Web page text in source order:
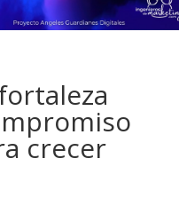
crecer